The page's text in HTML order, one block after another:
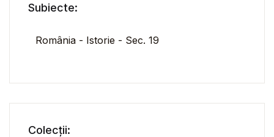
Subiecte:
România - Istorie - Sec. 19
Colecții: